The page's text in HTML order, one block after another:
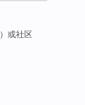
）或社区